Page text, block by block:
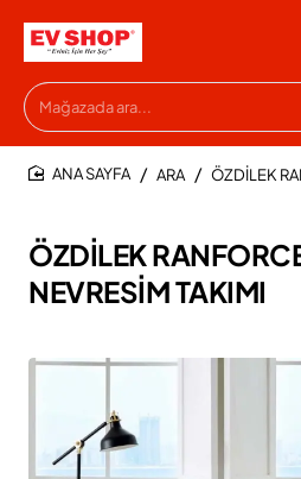
Mağazada
ara...
ÖZDİLEK
NEVRESİM TAKIMI
ARA ÖZDİLEK